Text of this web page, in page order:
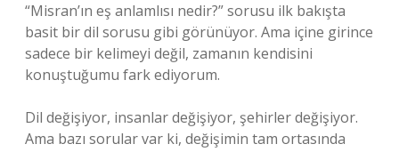
“Misran’ın eş anlamlısı nedir?” sorusu ilk bakışta
basit bir dil sorusu gibi görünüyor. Ama içine girince
sadece bir kelimeyi değil, zamanın kendisini
konuştuğumu fark ediyorum.
Dil değişiyor, insanlar değişiyor, şehirler değişiyor.
Ama bazı sorular var ki, değişimin tam ortasında